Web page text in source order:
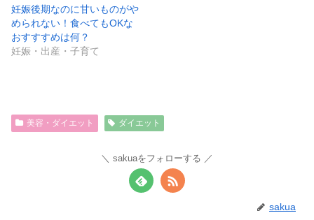
妊娠後期なのに甘いものがや
められない！食べてもOKな
おすすすめは何？
妊娠・出産・子育て
美容・ダイエット ダイエット
sakuaをフォローする
sakua